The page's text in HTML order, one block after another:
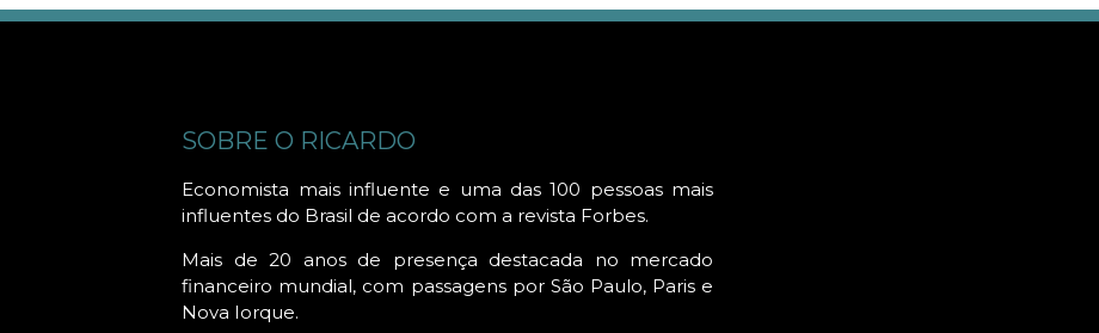
SOBRE O RICARDO
Economista mais influente e uma das 100 pessoas mais
influentes do Brasil de acordo com a revista Forbes.
Mais de 20 anos de presença destacada no mercado
financeiro mundial, com passagens por São Paulo, Paris e
Nova Iorque.